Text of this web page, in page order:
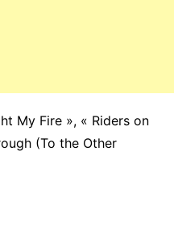
My Fire », « Riders on
(To the Other